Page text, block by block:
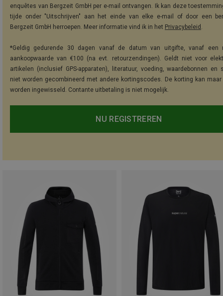
enquêtes van Bergzeit GmbH per e-mail ontvangen. Ik kan deze
tijde onder "Uitschrijven" aan het einde van elke e-mail of door een
Bergzeit GmbH herroepen. Meer informatie vind ik in het Privacybeleid .
*Geldig gedurende 30 dagen vanaf de datum van uitgifte, vanaf een
aankoopwaarde van €100 (na evt. retourzendingen). Geldt niet voor
artikelen (inclusief GPS-apparaten), literatuur, voeding, waardebonnen en
niet worden gecombineerd met andere kortingscodes. De korting kan maar
worden ingewisseld. Contante uitbetaling is niet mogelijk.
NU REGISTREREN